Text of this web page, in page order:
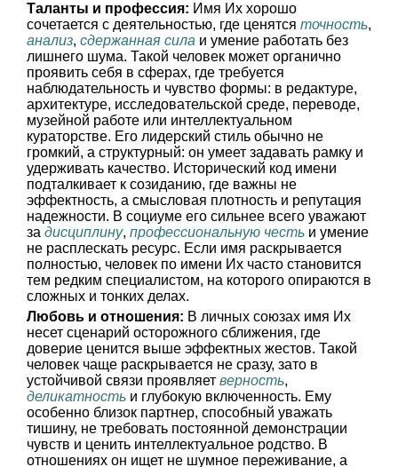
Таланты и профессия: Имя Их хорошо
сочетается с деятельностью, где ценятся точность,
анализ, сдержанная сила и умение работать без
лишнего шума. Такой человек может органично
проявить себя в сферах, где требуется
наблюдательность и чувство формы: в редактуре,
архитектуре, исследовательской среде, переводе,
музейной работе или интеллектуальном
кураторстве. Его лидерский стиль обычно не
громкий, а структурный: он умеет задавать рамку и
удерживать качество. Исторический код имени
подталкивает к созиданию, где важны не
эффектность, а смысловая плотность и репутация
надежности. В социуме его сильнее всего уважают
за дисциплину, профессиональную честь и умение
не расплескать ресурс. Если имя раскрывается
полностью, человек по имени Их часто становится
тем редким специалистом, на которого опираются в
сложных и тонких делах.
Любовь и отношения: В личных союзах имя Их
несет сценарий осторожного сближения, где
доверие ценится выше эффектных жестов. Такой
человек чаще раскрывается не сразу, зато в
устойчивой связи проявляет верность,
деликатность и глубокую включенность. Ему
особенно близок партнер, способный уважать
тишину, не требовать постоянной демонстрации
чувств и ценить интеллектуальное родство. В
отношениях он ищет не шумное переживание, а